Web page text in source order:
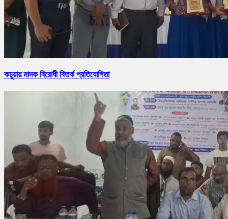
কচুয়ায় মাদক বিরোধী বিতর্ক প্রতিযোগিতা